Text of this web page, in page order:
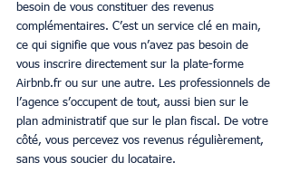
besoin de vous constituer des revenus
complémentaires. C’est un service clé en main,
ce qui signifie que vous n’avez pas besoin de
vous inscrire directement sur la plate-forme
Airbnb.fr ou sur une autre. Les professionnels de
l’agence s’occupent de tout, aussi bien sur le
plan administratif que sur le plan fiscal. De votre
côté, vous percevez vos revenus régulièrement,
sans vous soucier du locataire.